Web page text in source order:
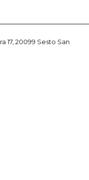
17, 20099 Sesto San